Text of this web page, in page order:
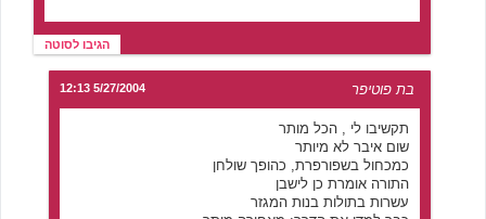
הגיבו לסוטה
בת פוטיפר 5/27/2004 12:13
תקשיבו לי , הכל מותר
שום איבר לא מיותר
כמכחול בשפורפרת, כהופך שולחן
התורה אומרת כן לישבן
עשרות בתולות בנות המגזר